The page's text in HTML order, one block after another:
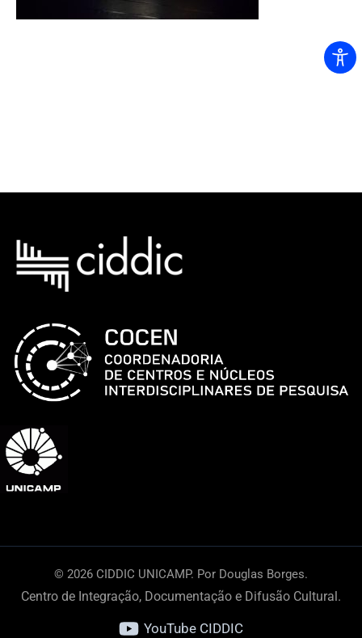
© 2026 CIDDIC UNICAMP. Por Douglas Borges.
Centro de Integração, Documentação e Difusão Cultural.
YouTube CIDDIC